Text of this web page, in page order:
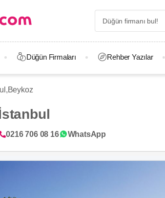
Düğün Firmaları Rehber Yazılar
Beykoz
0216 706 08 16 WhatsApp